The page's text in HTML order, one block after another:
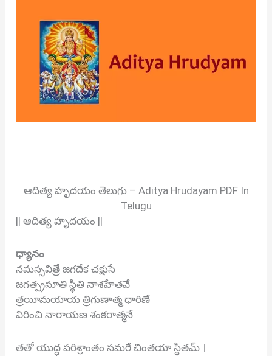
ఆదిత్య హృదయం తెలుగు – Aditya Hrudayam PDF In
Telugu
|| ఆదిత్య హృదయం ||
ధ్యానం
నమస్సవిత్రే జగదేక చక్షుసే
జగత్ప్రసూతి స్థితి నాశహేతవే
త్రయీమయాయ త్రిగుణాత్మ ధారిణే
విరించి నారాయణ శంకరాత్మనే
తతో యుద్ధ పరిశ్రాంతం సమరే చింతయా స్థితమ్ ।